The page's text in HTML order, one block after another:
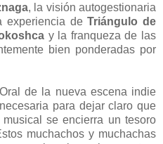
, la visión autogestionaria
experiencia deTriángulo de
y la franqueza de las
bien ponderadas por
de la nueva escena indie
para dejar claro que
musical se encierra un tesoro
muchachos y muchachas